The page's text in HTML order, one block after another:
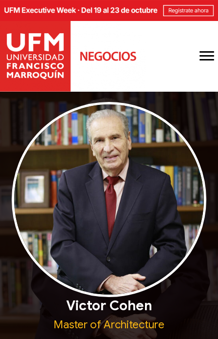
Victor Cohen
Master of Architecture